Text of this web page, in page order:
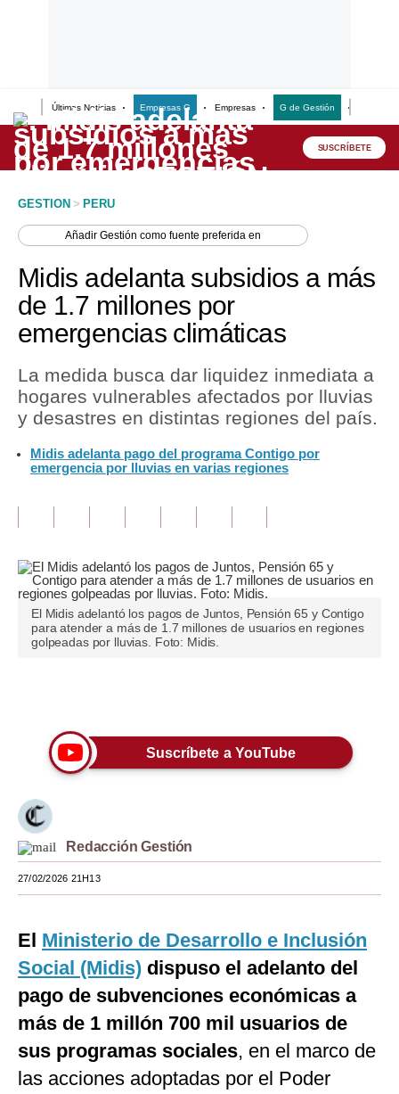
Últimas Noticias Empresas G Empresas G de Gestión
Lo último
Peru Quiosco
Economía
Mercados
Política
Tu Dinero
Finanzas Personales
Inmobiliarias
Opinión
Editorial
Pregunta de hoy
Lujo
Moda
Estilos
Mundo
EEUU
México
España
Tecnología
SUSCRÍBETE
GESTION > PERU
AñadirGestión como fuente preferida en
Midis adelanta subsidios a más
de 1.7 millones por
emergencias climáticas
La medida busca dar liquidez inmediata a
hogares vulnerables afectados por lluvias
y desastres en distintas regiones del país.
Midis adelanta pago del programa Contigo por
emergencia por lluvias en varias regiones
El Midis adelantó los pagos de Juntos, Pensión 65 y Contigo
para atender a más de 1.7 millones de usuarios en regiones
golpeadas por lluvias. Foto: Midis.
Suscríbete a YouTube
Redacción Gestión
27/02/2026 21H13
El Ministerio de Desarrollo e Inclusión
Social (Midis) dispuso el adelanto del
pago de subvenciones económicas a
más de 1 millón 700 mil usuarios de
sus programas sociales, en el marco de
las acciones adoptadas por el Poder